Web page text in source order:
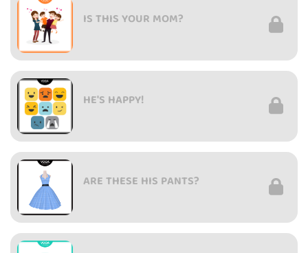
IS THIS YOUR MOM?
HE'S HAPPY!
ARE THESE HIS PANTS?